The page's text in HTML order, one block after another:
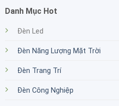
Danh Mục Hot
Đèn Led
Đèn Năng Lượng Mặt Trời
Đèn Trang Trí
Đèn Công Nghiệp